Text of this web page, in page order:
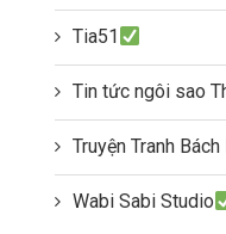
Tia51
Tin tức ngôi sao
Truyện Tranh Bách
Wabi Sabi Studio